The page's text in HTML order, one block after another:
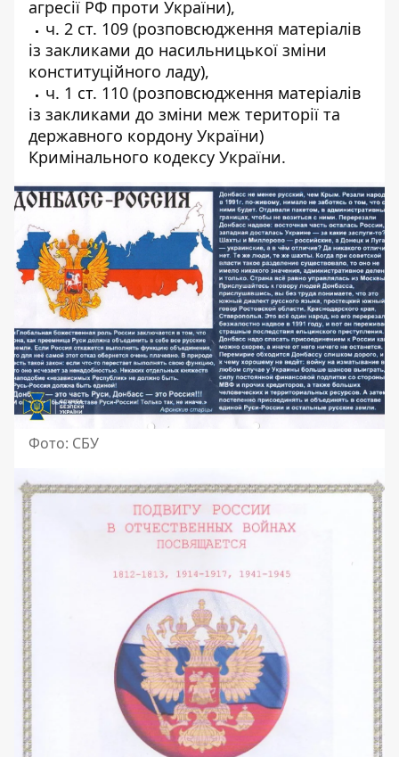
агресії РФ проти України),
ч. 2 ст. 109 (розповсюдження матеріалів
із закликами до насильницької зміни
конституційного ладу),
ч. 1 ст. 110 (розповсюдження матеріалів
із закликами до зміни меж території та
державного кордону України)
Кримінального кодексу України.
Фото: СБУ